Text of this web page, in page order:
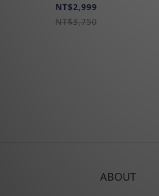
NT$2,999
NT$3,750
ABOUT